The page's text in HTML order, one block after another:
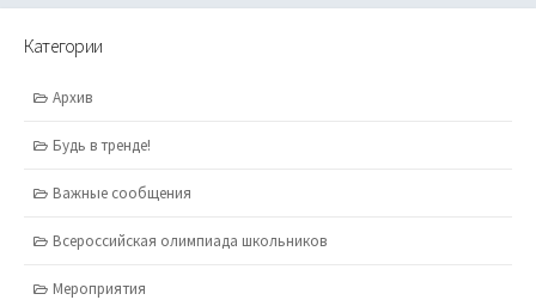
Категории
Архив
Будь в тренде!
Важные сообщения
Всероссийская олимпиада школьников
Мероприятия